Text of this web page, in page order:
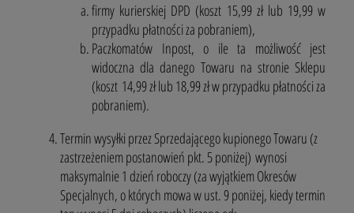
firmy kurierskiej DPD (koszt 15,99 zł lub 19,99 w
przypadku płatności za pobraniem),
Paczkomatów Inpost, o ile ta możliwość jest
widoczna dla danego Towaru na stronie Sklepu
(koszt 14,99 zł lub 18,99 zł w przypadku płatności za
pobraniem).
Termin wysyłki przez Sprzedającego kupionego Towaru (z
zastrzeżeniem postanowień pkt. 5 poniżej) wynosi
maksymalnie 1 dzień roboczy (za wyjątkiem Okresów
Specjalnych, o których mowa w ust. 9 poniżej, kiedy termin